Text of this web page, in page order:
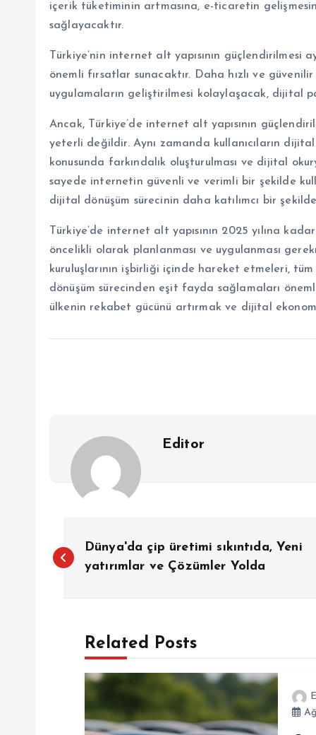
içerik tüketiminin artmasına, e-ticaretin
sağlayacaktır.
Türkiye’nin internet alt yapısının
önemli fırsatlar sunacaktır. Daha hızlı ve
uygulamaların geliştirilmesi kolaylaşacak, dijital
Ancak, Türkiye’de internet alt yapısının
yeterli değildir. Aynı zamanda kullanıcıların
konusunda farkındalık oluşturulması ve dijital
sayede internetin güvenli ve verimli bir şekilde
dijital dönüşüm sürecinin daha katılımcı bir
Türkiye’de internet alt yapısının 2025 yılına
öncelikli olarak planlanması ve uygulanması
kuruluşlarının işbirliği içinde hareket etmeleri, tüm
dönüşüm sürecinden eşit fayda sağlamaları
ülkenin rekabet gücünü artırmak ve dijital
Editor
a
Dünya'da çip üretimi sıkıntıda, Yeni
yatırımlar ve Çözümler Yolda
Related Posts